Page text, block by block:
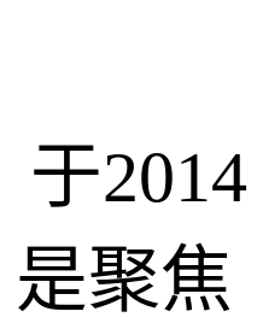
于2014
聚焦